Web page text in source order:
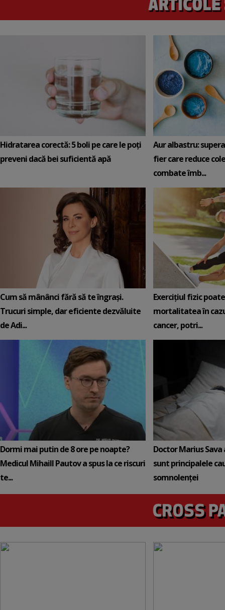
Hidratarea corectă: 5 boli pe care le poți
preveni dacă bei suficientă apă
Aur albastru:
fier care reduce
combate îmb...
Cum să mânânci fără să te îngrași.
Trucuri simple, dar eficiente dezvăluite
de Adi...
Exercițiul fizic
mortalitatea în
cancer, potri...
Dormi mai putin de 8 ore pe noapte?
Medicul Mihaill Pautov a spus la ce riscuri
te...
Doctor Marius
sunt principalele
somnolenței